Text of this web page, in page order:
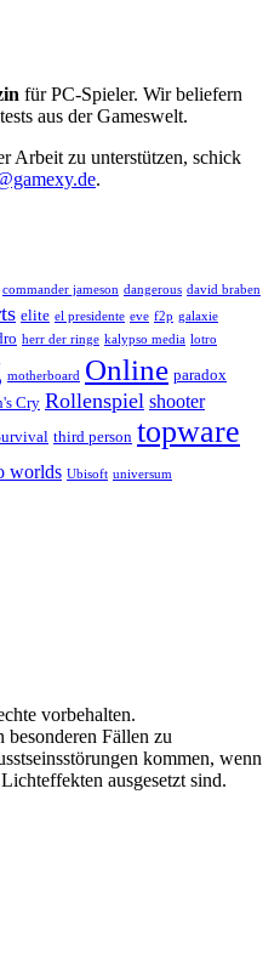
für PC-Spieler. Wir beliefern
aus der Gameswelt.
Arbeit zu unterstützen, schick
.
commander jameson dangerous david braben
elite el presidente eve f2p galaxie
herr der ringe kalypso media lotro
motherboard Online paradox
Cry Rollenspiel shooter
third person topware
worlds Ubisoft universum
vorbehalten.
besonderen Fällen zu
kommen, wenn
ausgesetzt sind.